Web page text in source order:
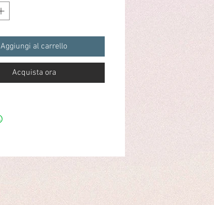
Aggiungi al carrello
Acquista ora